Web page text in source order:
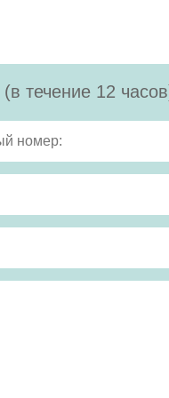
течение 12